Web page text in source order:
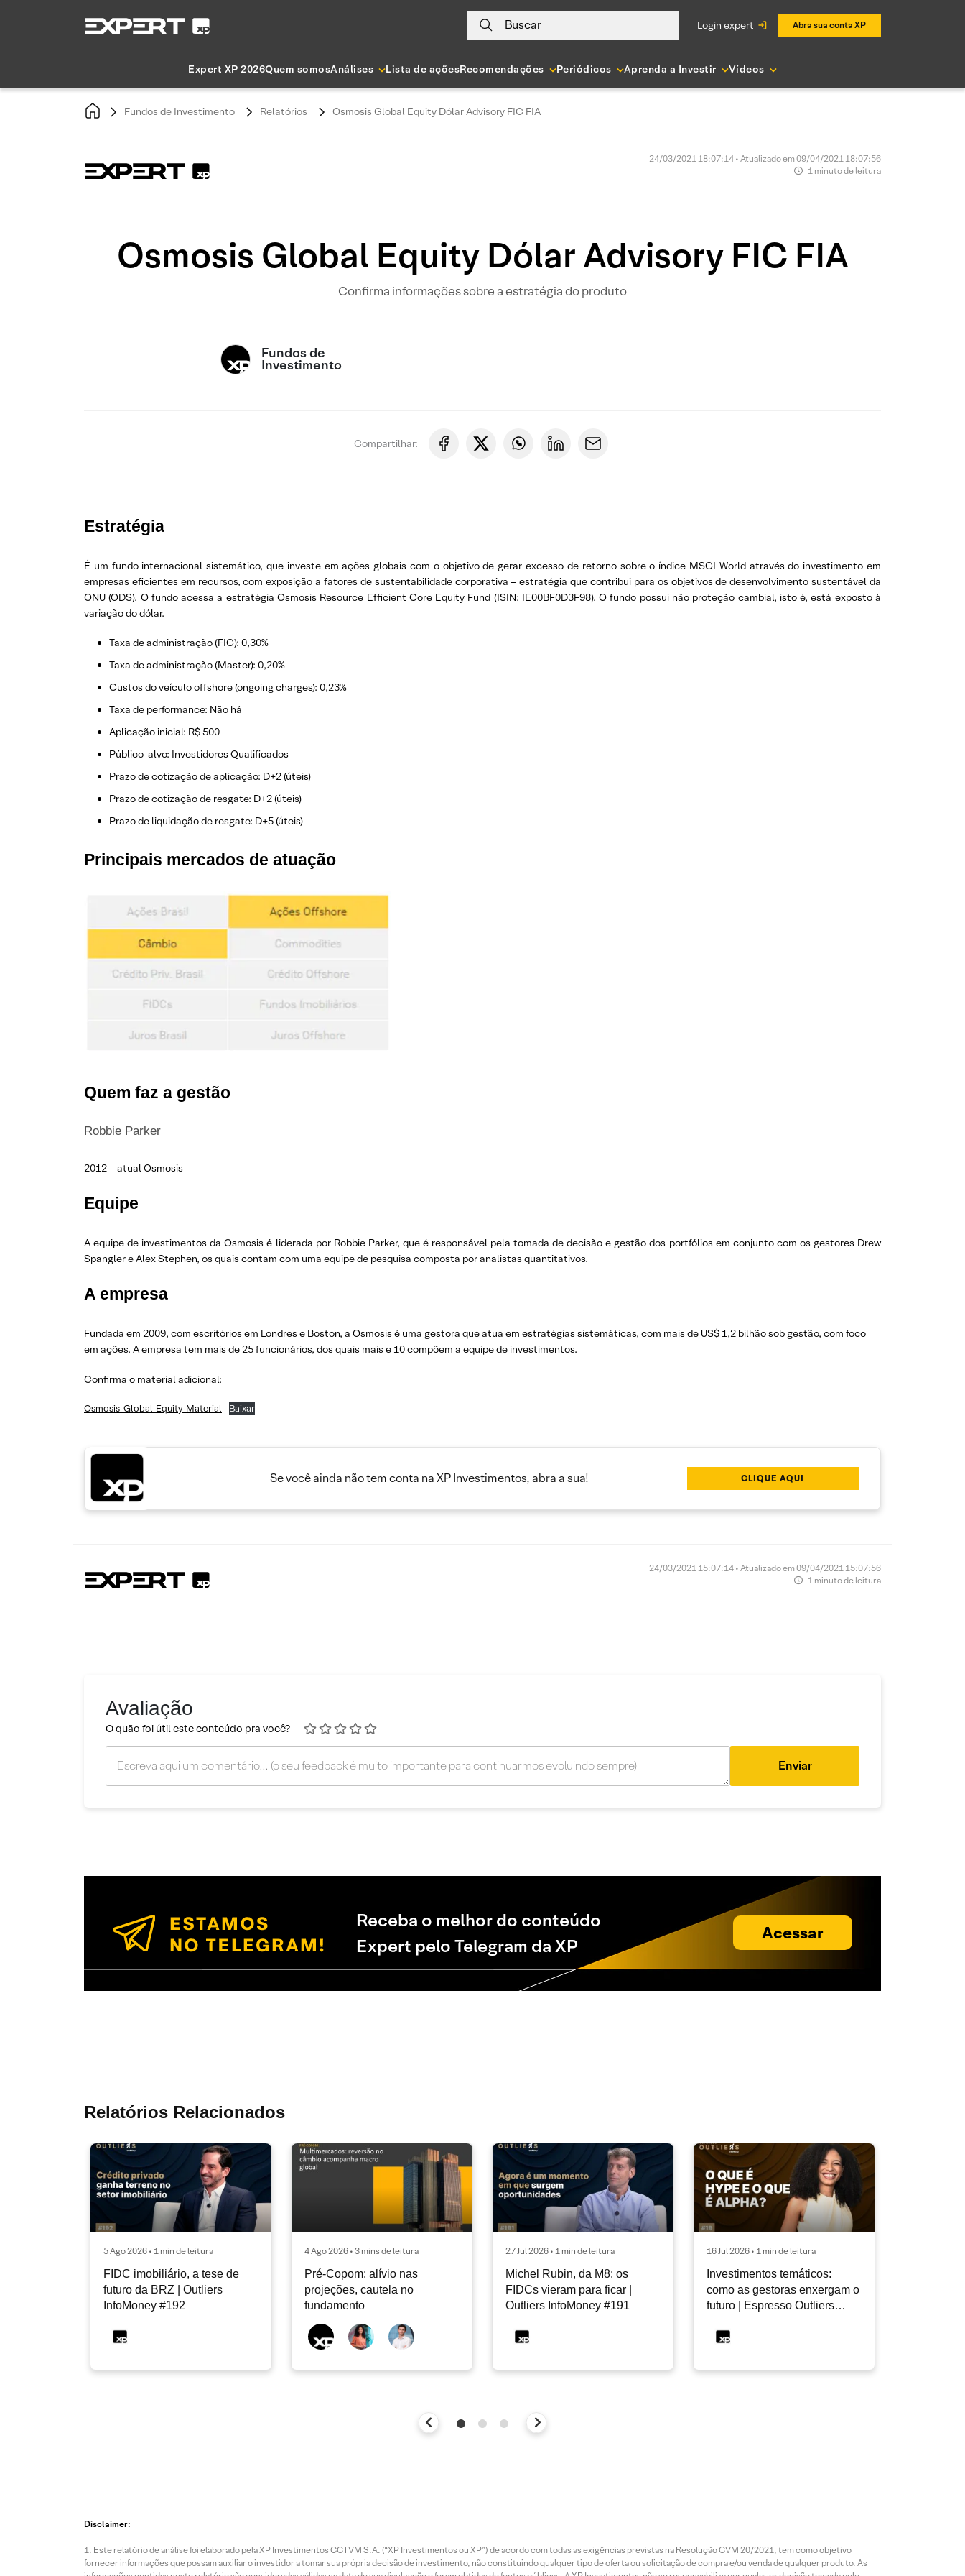
Buscar login expert Abra sua conta XP
Expert XP 2026Quem somosAnálises Lista de açõesRecomendações Periódicos Aprenda a Investir Vídeos
Fundos de Investimento Relatórios Osmosis Global Equity Dólar Advisory FIC FIA
24/03/2021 18:07:14 • Atualizado em 09/04/2021 18:07:56
1 minuto de leitura
Osmosis Global Equity Dólar Advisory FIC FIA
Confirma informações sobre a estratégia do produto
Fundos de
Investimento
Compartilhar:
Estratégia
É um fundo internacional sistemático, que investe em ações globais com o objetivo de gerar excesso de retorno sobre o índice MSCI World através do investimento em
empresas eficientes em recursos, com exposição a fatores de sustentabilidade corporativa – estratégia que contribui para os objetivos de desenvolvimento sustentável da
ONU (ODS). O fundo acessa a estratégia Osmosis Resource Efficient Core Equity Fund (ISIN: IE00BF0D3F98). O fundo possui não proteção cambial, isto é, está exposto à
variação do dólar.
Taxa de administração (FIC): 0,30%
Taxa de administração (Master): 0,20%
Custos do veículo offshore (ongoing charges): 0,23%
Taxa de performance: Não há
Aplicação inicial: R$ 500
Público-alvo: Investidores Qualificados
Prazo de cotização de aplicação: D+2 (úteis)
Prazo de cotização de resgate: D+2 (úteis)
Prazo de liquidação de resgate: D+5 (úteis)
Principais mercados de atuação
Quem faz a gestão
Robbie Parker
2012 – atual Osmosis
Equipe
A equipe de investimentos da Osmosis é liderada por Robbie Parker, que é responsável pela tomada de decisão e gestão dos portfólios em conjunto com os gestores Drew
Spangler e Alex Stephen, os quais contam com uma equipe de pesquisa composta por analistas quantitativos.
A empresa
Fundada em 2009, com escritórios em Londres e Boston, a Osmosis é uma gestora que atua em estratégias sistemáticas, com mais de US$ 1,2 bilhão sob gestão, com foco
em ações. A empresa tem mais de 25 funcionários, dos quais mais e 10 compõem a equipe de investimentos.
Confirma o material adicional:
Osmosis-Global-Equity-Material Baixar
Se você ainda não tem conta na XP Investimentos, abra a sua! CLIQUE AQUI
24/03/2021 15:07:14 • Atualizado em 09/04/2021 15:07:56
1 minuto de leitura
Avaliação
O quão foi útil este conteúdo pra você?
Enviar
Receba o melhor do conteúdo
Expert pelo Telegram da XP
Acessar
Relatórios Relacionados
5 Ago 2026 • 1 min de leitura
FIDC imobiliário, a tese de
futuro da BRZ | Outliers
InfoMoney #192
4 Ago 2026 • 3 mins de leitura
Pré-Copom: alívio nas
projeções, cautela no
fundamento
27 Jul 2026 • 1 min de leitura
Michel Rubin, da M8: os
FIDCs vieram para ficar |
Outliers InfoMoney #191
16 Jul 2026 • 1 min de leitura
Investimentos temáticos:
como as gestoras enxergam o
futuro | Espresso Outliers
Disclaimer:
Este relatório de análise foi elaborado pela XP Investimentos CCTVM S.A. (“XP Investimentos ou XP”) de acordo com todas as exigências previstas na Resolução CVM 20/2021, tem como objetivo
fornecer informações que possam auxiliar o investidor a tomar sua própria decisão de investimento, não constituindo qualquer tipo de oferta ou solicitação de compra e/ou venda de qualquer produto. As